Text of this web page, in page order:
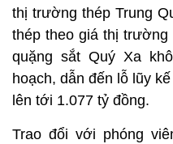
thị trường thép Trung
thép theo giá thị
quặng sắt Quý Xa
hoạch, dẫn đến lỗ lũy
lên tới 1.077 tỷ đồng.
Trao đổi với phóng